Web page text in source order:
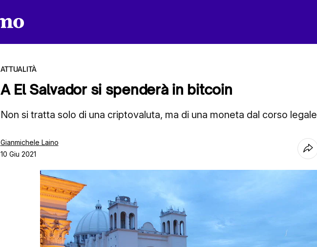
ATTUALITÀ
A El Salvador si spenderà in bitcoin
Non si tratta solo di una criptovaluta, ma di una moneta dal corso legale
Gianmichele Laino
10 Giu 2021